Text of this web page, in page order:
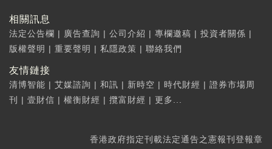
相關訊息
法定公告欄 | 廣告查詢 | 公司介紹 | 專欄邀稿 | 投資者關係 |
版權聲明 | 重要聲明 | 私隱政策 | 聯絡我們
友情鏈接
清博智能 | 艾媒諮詢 | 和訊 | 新時空 | 時代財經 | 證券市場周
刊
| 壹財信 | 權衡財經 | 攬富財經 | 更多...
香港政府指定刊載法定通告之憲報刊登報章